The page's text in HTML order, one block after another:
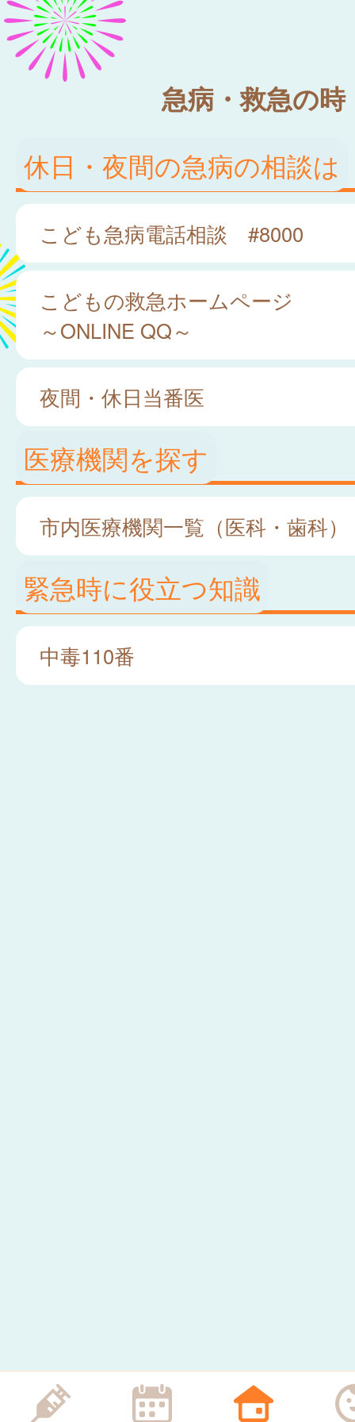
急病・救急の時
休日・夜間の急病の相談は
こども急病電話相談 #8000
こどもの救急ホームページ
～ONLINE QQ～
夜間・休日当番医
医療機関を探す
市内医療機関一覧（医科・歯科）
緊急時に役立つ知識
中毒110番